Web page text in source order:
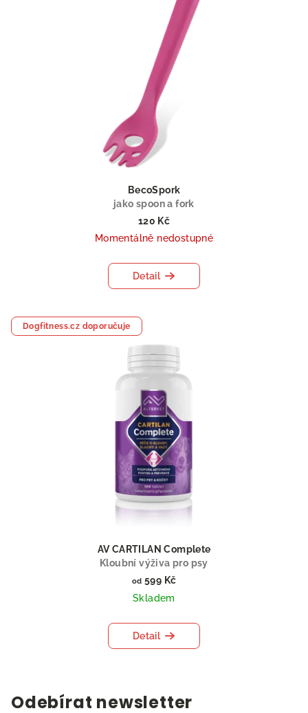
BecoSpork
jako spoon a fork
120 Kč
Momentálně nedostupné
Detail
Dogfitness.cz doporučuje
AV CARTILAN Complete
Kloubní výživa pro psy
od 599 Kč
Skladem
Detail
Odebírat newsletter